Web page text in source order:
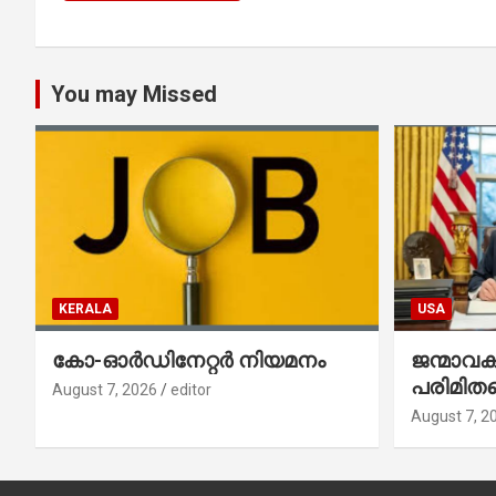
You may Missed
KERALA
കോ-ഓർഡിനേറ്റർ നിയമനം
August 7, 2026 editor
USA
രണ്ട്
August 7,